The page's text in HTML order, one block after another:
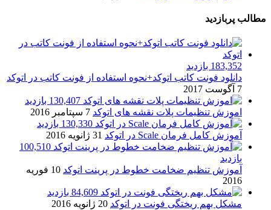
مطالب پربازدید
183,352 بازدید
دانلود فونت کاتب اتوکد+نحوه استفاده از فونت کاتب در اتوکد
7 آگوست 2017
130,407 بازدید
اموزش تنظیمات پلات نقشه های اتوکد 7 سپتامبر 2016
130,330 بازدید
آموزش کامل فرمان Scale در اتوکد
31 ژانویه 2016
100,510
بازدید
آموزش تنظیم ضخامت خطوط در پرینت اتوکد
10 فوریه
2016
84,609 بازدید
مشکل بهم ریختگی فونت در اتوکد 20 ژانویه 2016